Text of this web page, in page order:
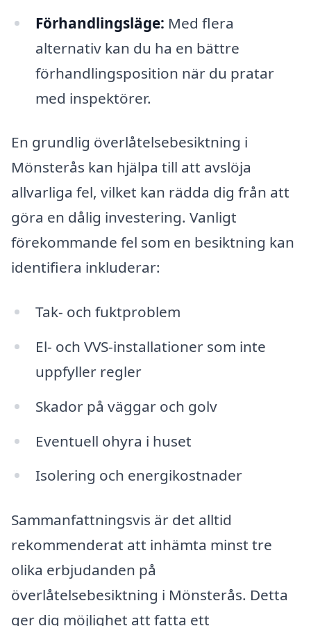
Förhandlingsläge: Med flera
alternativ kan du ha en bättre
förhandlingsposition när du pratar
med inspektörer.
En grundlig överlåtelsebesiktning i
Mönsterås kan hjälpa till att avslöja
allvarliga fel, vilket kan rädda dig från att
göra en dålig investering. Vanligt
förekommande fel som en besiktning kan
identifiera inkluderar:
Tak- och fuktproblem
El- och VVS-installationer som inte
uppfyller regler
Skador på väggar och golv
Eventuell ohyra i huset
Isolering och energikostnader
Sammanfattningsvis är det alltid
rekommenderat att inhämta minst tre
olika erbjudanden på
överlåtelsebesiktning i Mönsterås. Detta
ger dig möjlighet att fatta ett